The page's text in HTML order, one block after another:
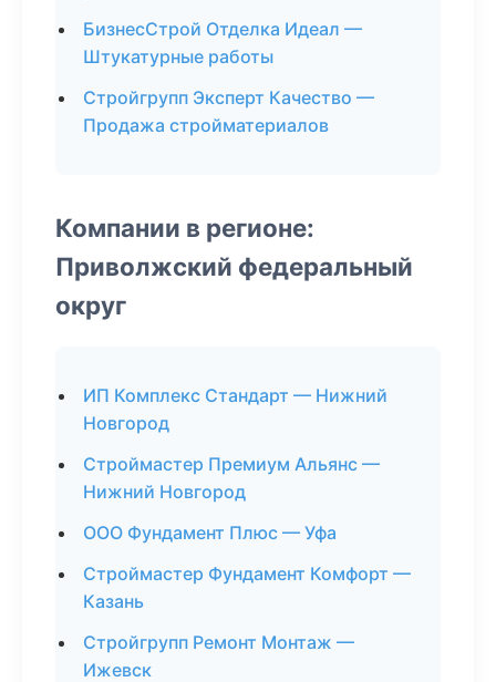
БизнесСтрой Отделка Идеал —
Штукатурные работы
Стройгрупп Эксперт Качество —
Продажа стройматериалов
Компании в регионе:
Приволжский федеральный
округ
ИП Комплекс Стандарт — Нижний
Новгород
Строймастер Премиум Альянс —
Нижний Новгород
ООО Фундамент Плюс — Уфа
Строймастер Фундамент Комфорт —
Казань
Стройгрупп Ремонт Монтаж —
Ижевск